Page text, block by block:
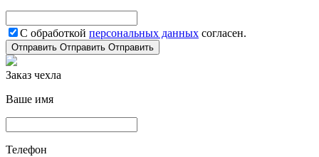
С обработкой персональных данных согласен.
Отправить Отправить Отправить
Заказ чехла
Ваше имя
Телефон